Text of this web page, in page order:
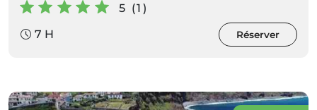
5 (1)
7 H
Réserver